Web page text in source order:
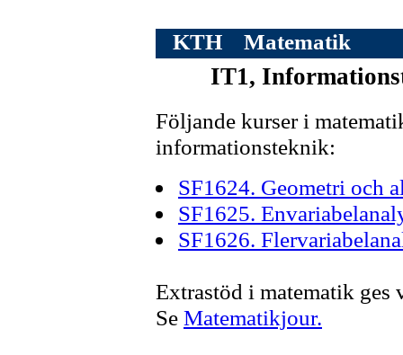
KTH Matematik
IT1,
Följande kurser i
informationsteknik:
SF1624. Geometri och
SF1625.
SF1626.
Extrastöd i matematik ges
Se Matematikjour.